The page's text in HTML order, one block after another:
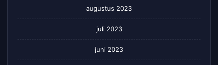
augustus 2023
juli 2023
juni 2023